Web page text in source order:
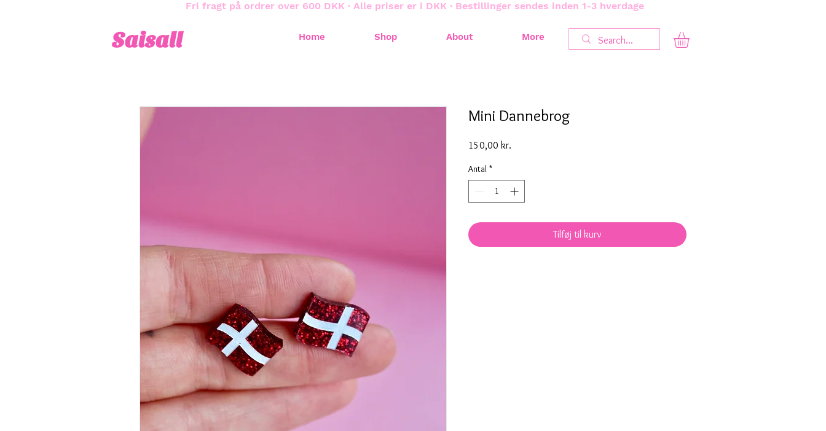
Fri fragt på ordrer over 600 DKK · Alle priser er i DKK · Bestillinger sendes inden 1-3 hverdage
Saisall Home Shop About More
Mini Dannebrog
150,00 kr.
Antal *
Tilføj til kurv